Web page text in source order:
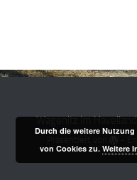
Wagenitz im
-
Durch die weitere
von Cookies zu.Weitere